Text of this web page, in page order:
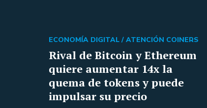
Rival de Bitcoin y Ethereum
quiere aumentar 14x la
quema de tokens y puede
impulsar su precio
ECONOMÍA DIGITAL / ATENCIÓN COINERS